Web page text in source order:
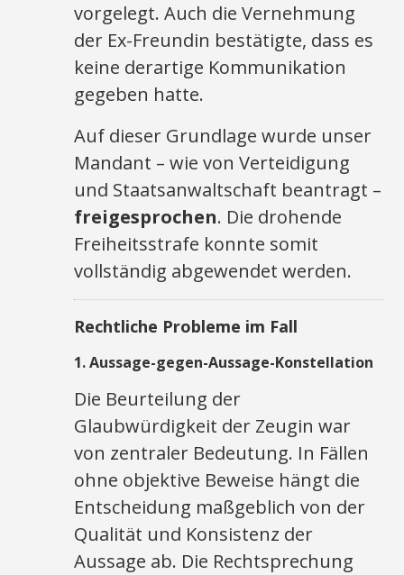
vorgelegt. Auch die Vernehmung
der Ex-Freundin bestätigte, dass es
keine derartige Kommunikation
gegeben hatte.
Auf dieser Grundlage wurde unser
Mandant – wie von Verteidigung
und Staatsanwaltschaft beantragt –
freigesprochen. Die drohende
Freiheitsstrafe konnte somit
vollständig abgewendet werden.
Rechtliche Probleme im Fall
1.Aussage-gegen-Aussage-Konstellation
Die Beurteilung der
Glaubwürdigkeit der Zeugin war
von zentraler Bedeutung. In Fällen
ohne objektive Beweise hängt die
Entscheidung maßgeblich von der
Qualität und Konsistenz der
Aussage ab. Die Rechtsprechung